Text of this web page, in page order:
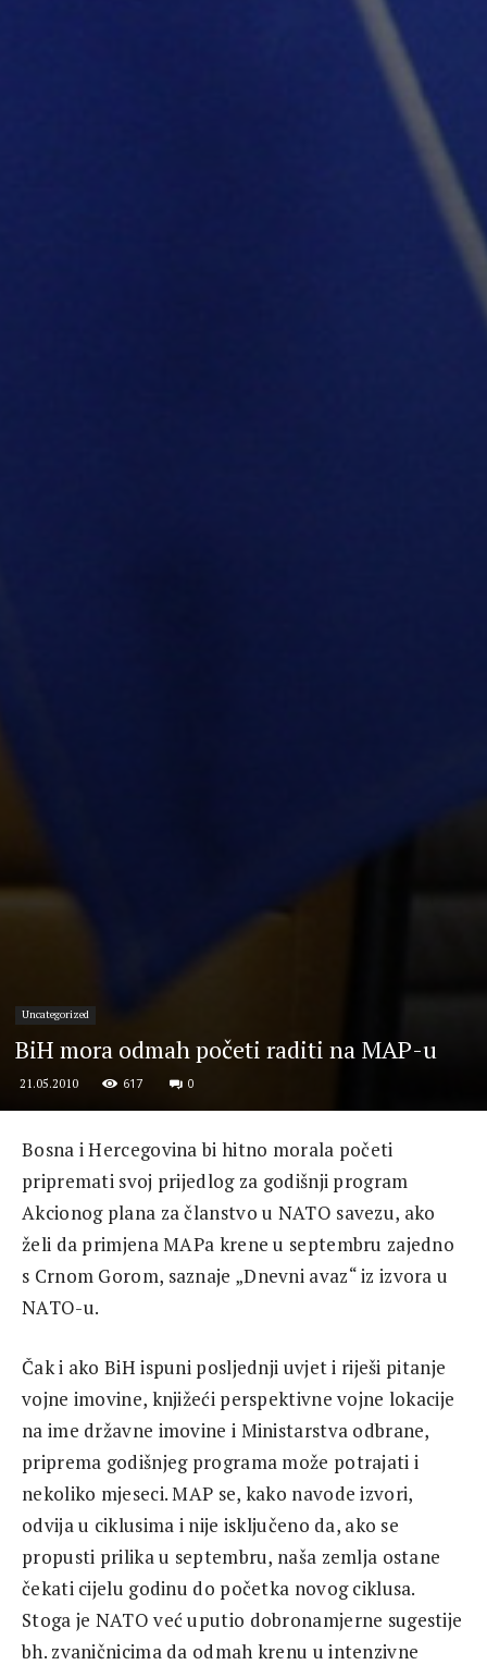
Uncategorized
BiH mora odmah početi raditi na MAP-u
21.05.2010 617 0
Bosna i Hercegovina bi hitno morala početi
pripremati svoj prijedlog za godišnji program
Akcionog plana za članstvo u NATO savezu, ako
želi da primjena MAPa krene u septembru zajedno
s Crnom Gorom, saznaje „Dnevni avaz“ iz izvora u
NATO-u.
Čak i ako BiH ispuni posljednji uvjet i riješi pitanje
vojne imovine, knjižeći perspektivne vojne lokacije
na ime državne imovine i Ministarstva odbrane,
priprema godišnjeg programa može potrajati i
nekoliko mjeseci. MAP se, kako navode izvori,
odvija u ciklusima i nije isključeno da, ako se
propusti prilika u septembru, naša zemlja ostane
čekati cijelu godinu do početka novog ciklusa.
Stoga je NATO već uputio dobronamjerne sugestije
bh. zvaničnicima da odmah krenu u intenzivne